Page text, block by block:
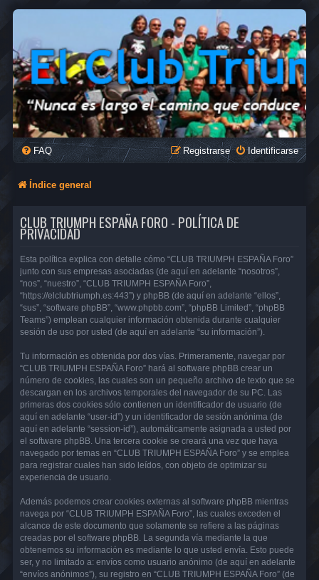
FAQ Identificarse
Registrarse
Índice general
CLUB TRIUMPH ESPAÑA FORO - POLÍTICA DE
PRIVACIDAD
Esta política explica con detalle cómo “CLUB TRIUMPH ESPAÑA Foro”
junto con sus empresas asociadas (de aquí en adelante “nosotros”,
“nos”, “nuestro”, “CLUB TRIUMPH ESPAÑA Foro”,
“https://elclubtriumph.es:443”) y phpBB (de aquí en adelante “ellos”,
“sus”, “software phpBB”, “www.phpbb.com”, “phpBB Limited”, “phpBB
Teams”) emplean cualquier información obtenida durante cualquier
sesión de uso por usted (de aquí en adelante “su información”).
Tu información es obtenida por dos vías. Primeramente, navegar por
“CLUB TRIUMPH ESPAÑA Foro” hará al software phpBB crear un
número de cookies, las cuales son un pequeño archivo de texto que se
descargan en los archivos temporales del navegador de su PC. Las
primeras dos cookies sólo contienen un identificador de usuario (de
aquí en adelante “user-id”) y un identificador de sesión anónima (de
aquí en adelante “session-id”), automáticamente asignada a usted por
el software phpBB. Una tercera cookie se creará una vez que haya
navegado por temas en “CLUB TRIUMPH ESPAÑA Foro” y se emplea
para registrar cuales han sido leídos, con objeto de optimizar su
experiencia de usuario.
Además podemos crear cookies externas al software phpBB mientras
navega por “CLUB TRIUMPH ESPAÑA Foro”, las cuales exceden el
alcance de este documento que solamente se refiere a las páginas
creadas por el software phpBB. La segunda vía mediante la que
obtenemos su información es mediante lo que usted envía. Esto puede
ser, y no limitado a: envíos como usuario anónimo (de aquí en adelante
“envíos anónimos”), su registro en “CLUB TRIUMPH ESPAÑA Foro” (de